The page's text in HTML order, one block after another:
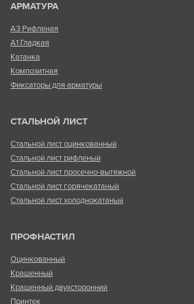
АРМАТУРА
А3 Рифленая
А1 Гладкая
Катанка
Композитная
Фиксаторы для арматуры
СТАЛЬНОЙ ЛИСТ
Стальной лист оцинкованный
Стальной лист рифленый
Стальной лист просечно-вытяжной
Стальной лист горячекатаный
Стальной лист холоднокатаный
ПРОФНАСТИЛ
Оцинкованный
Крашенный
Крашенный двухсторонний
Принтек